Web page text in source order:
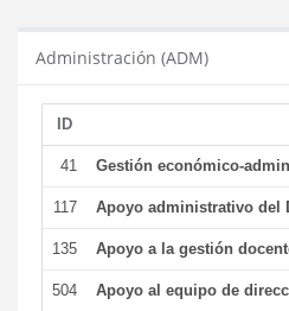
Administración (ADM)
ID
41 Gestión económico-
117 Apoyo administrativo del
135 Apoyo a la gestión
504 Apoyo al equipo de